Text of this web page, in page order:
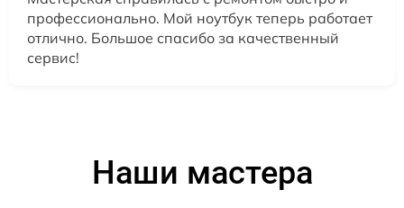
профессионально. Мой ноутбук теперь работает
отлично. Большое спасибо за качественный
сервис!
Наши мастера